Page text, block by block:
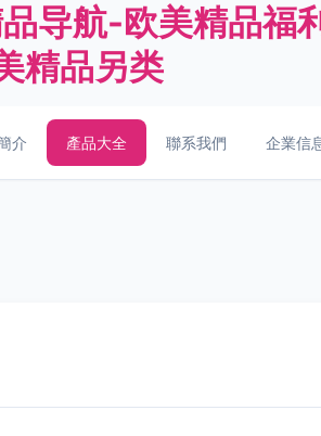
导航-欧美精品福
精品另类
介 產品大全 聯系我們 企業信